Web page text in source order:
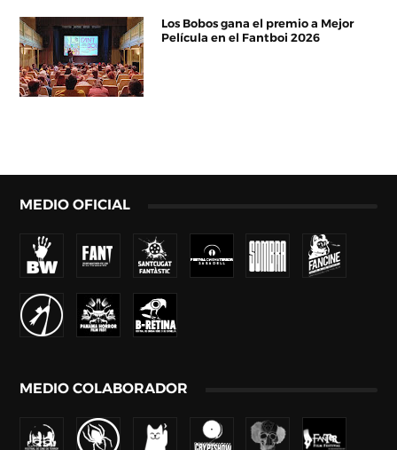
Los Bobos gana el premio a Mejor
Película en el Fantboi 2026
MEDIO OFICIAL
MEDIO COLABORADOR